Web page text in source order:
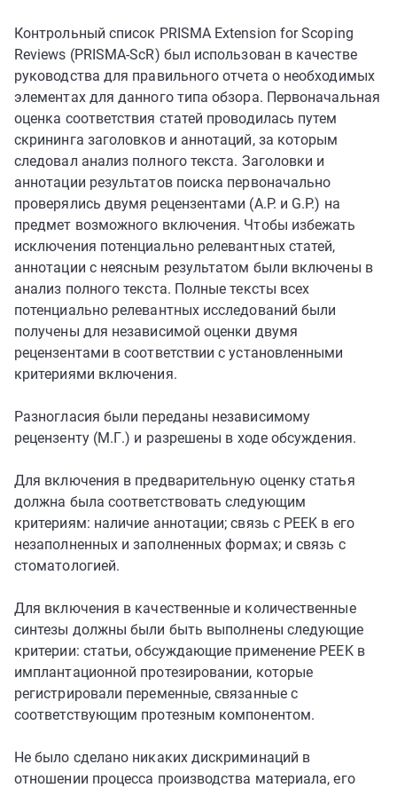
Контрольный список PRISMA Extension for Scoping
Reviews (PRISMA-ScR) был использован в качестве
руководства для правильного отчета о необходимых
элементах для данного типа обзора. Первоначальная
оценка соответствия статей проводилась путем
скрининга заголовков и аннотаций, за которым
следовал анализ полного текста. Заголовки и
аннотации результатов поиска первоначально
проверялись двумя рецензентами (A.P. и G.P.) на
предмет возможного включения. Чтобы избежать
исключения потенциально релевантных статей,
аннотации с неясным результатом были включены в
анализ полного текста. Полные тексты всех
потенциально релевантных исследований были
получены для независимой оценки двумя
рецензентами в соответствии с установленными
критериями включения.
Разногласия были переданы независимому
рецензенту (М.Г.) и разрешены в ходе обсуждения.
Для включения в предварительную оценку статья
должна была соответствовать следующим
критериям: наличие аннотации; связь с PEEK в его
незаполненных и заполненных формах; и связь с
стоматологией.
Для включения в качественные и количественные
синтезы должны были быть выполнены следующие
критерии: статьи, обсуждающие применение PEEK в
имплантационной протезировании, которые
регистрировали переменные, связанные с
соответствующим протезным компонентом.
Не было сделано никаких дискриминаций в
отношении процесса производства материала, его